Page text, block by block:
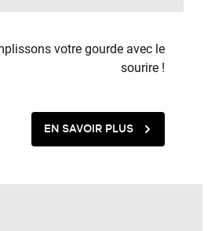
votre gourde avec le
sourire !
EN SAVOIR PLUS